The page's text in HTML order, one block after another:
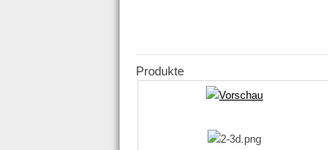
Produkte